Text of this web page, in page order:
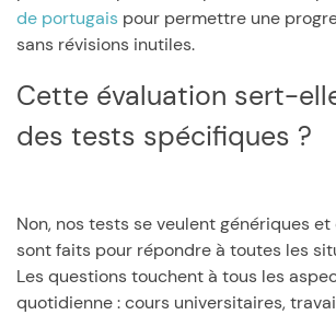
de portugais pour permettre une
sans révisions inutiles.
Cette évaluation sert-elle à passer
des tests spécifiques ?
Non, nos tests se veulent génériques
sont faits pour répondre à toutes les
Les questions touchent à tous les
quotidienne : cours universitaires,